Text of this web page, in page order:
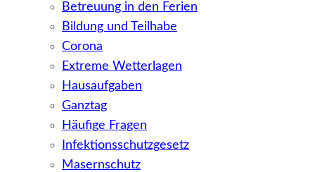
Betreuung in den Ferien
Bildung und Teilhabe
Corona
Extreme Wetterlagen
Hausaufgaben
Ganztag
Häufige Fragen
Infektionsschutzgesetz
Masernschutz